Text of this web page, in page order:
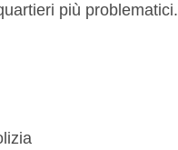
più problematici.